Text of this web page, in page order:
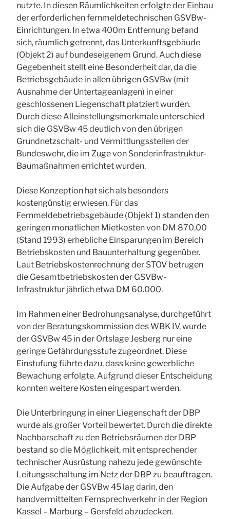
nutzte. In diesen Räumlichkeiten erfolgte der Einbau
der erforderlichen fernmeldetechnischen GSVBw-
Einrichtungen. In etwa 400m Entfernung befand
sich, räumlich getrennt, das Unterkunftsgebäude
(Objekt 2) auf bundeseigenem Grund. Auch diese
Gegebenheit stellt eine Besonderheit dar, da die
Betriebsgebäude in allen übrigen GSVBw (mit
Ausnahme der Untertageanlagen) in einer
geschlossenen Liegenschaft platziert wurden.
Durch diese Alleinstellungsmerkmale unterschied
sich die GSVBw 45 deutlich von den übrigen
Grundnetzschalt- und Vermittlungsstellen der
Bundeswehr, die im Zuge von Sonderinfrastruktur-
Baumaßnahmen errichtet wurden.
Diese Konzeption hat sich als besonders
kostengünstig erwiesen. Für das
Fernmeldebetriebsgebäude (Objekt 1) standen den
geringen monatlichen Mietkosten von DM 870,00
(Stand 1993) erhebliche Einsparungen im Bereich
Betriebskosten und Bauunterhaltung gegenüber.
Laut Betriebskostenrechnung der STOV betrugen
die Gesamtbetriebskosten der GSVBw-
Infrastruktur jährlich etwa DM 60.000.
Im Rahmen einer Bedrohungsanalyse, durchgeführt
von der Beratungskommission des WBK IV, wurde
der GSVBw 45 in der Ortslage Jesberg nur eine
geringe Gefährdungsstufe zugeordnet. Diese
Einstufung führte dazu, dass keine gewerbliche
Bewachung erfolgte. Aufgrund dieser Entscheidung
konnten weitere Kosten eingespart werden.
Die Unterbringung in einer Liegenschaft der DBP
wurde als großer Vorteil bewertet. Durch die direkte
Nachbarschaft zu den Betriebsräumen der DBP
bestand so die Möglichkeit, mit entsprechender
technischer Ausrüstung nahezu jede gewünschte
Leitungsschaltung im Netz der DBP zu beauftragen.
Die Aufgabe der GSVBw 45 lag darin, den
handvermittelten Fernsprechverkehr in der Region
Kassel – Marburg – Gersfeld abzudecken.